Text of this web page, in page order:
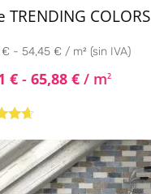
TRENDING COLORS
- 54,45 € / m² (sin IVA)
€ - 65,88 € / m2
de